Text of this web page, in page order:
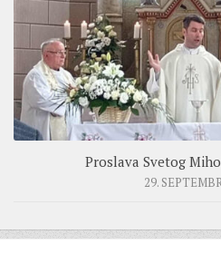
Proslava Svetog
29.